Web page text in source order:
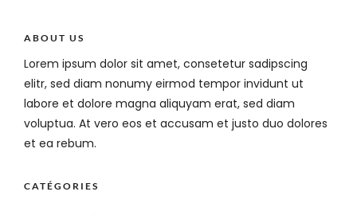
ABOUT US
Lorem ipsum dolor sit amet, consetetur sadipscing
elitr, sed diam nonumy eirmod tempor invidunt ut
labore et dolore magna aliquyam erat, sed diam
voluptua. At vero eos et accusam et justo duo dolores
et ea rebum.
CATÉGORIES